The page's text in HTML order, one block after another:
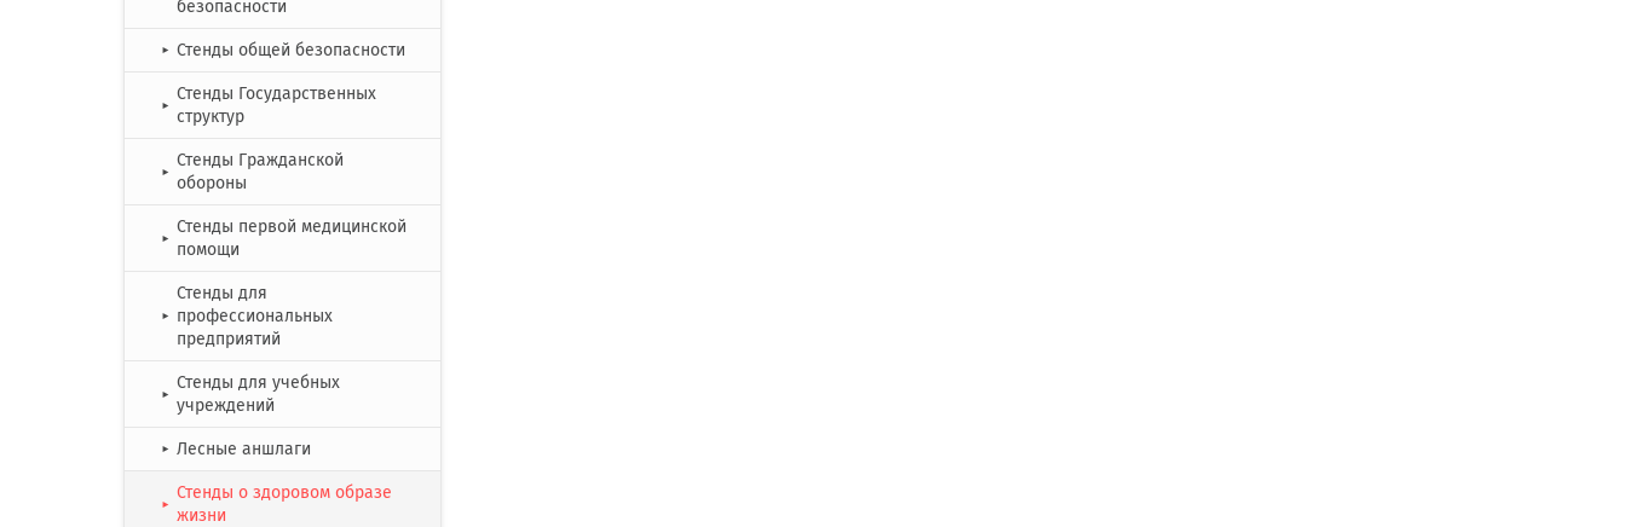
безопасности
► Стенды общей безопасности
►
Стенды Государственных
структур
►
Стенды Гражданской
обороны
►
Стенды первой медицинской
помощи
►
Стенды для
профессиональных
предприятий
►
Стенды для учебных
учреждений
► Лесные аншлаги
►
Стенды о здоровом образе
жизни